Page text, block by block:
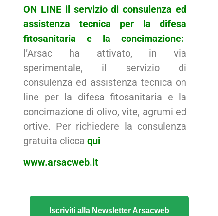
ON LINE il servizio di consulenza ed
assistenza tecnica per la difesa
fitosanitaria e la concimazione:
l’Arsac ha attivato, in via
sperimentale, il servizio di
consulenza ed assistenza tecnica on
line per la difesa fitosanitaria e la
concimazione di olivo, vite, agrumi ed
ortive. Per richiedere la consulenza
gratuita clicca qui
www.arsacweb.it
Iscriviti alla Newsletter Arsacweb